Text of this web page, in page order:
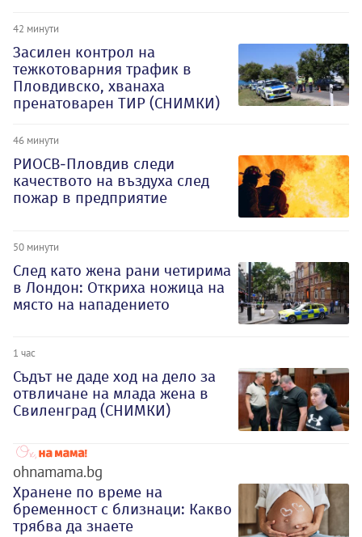
42 минути
Засилен контрол на
тежкотоварния трафик в
Пловдивско, хванаха
пренатоварен ТИР (СНИМКИ)
46 минути
РИОСВ-Пловдив следи
качеството на въздуха след
пожар в предприятие
50 минути
След като жена рани четирима
в Лондон: Откриха ножица на
място на нападението
1 час
Съдът не даде ход на дело за
отвличане на млада жена в
Свиленград (СНИМКИ)
ohnamama.bg
Хранене по време на
бременност с близнаци: Какво
трябва да знаете